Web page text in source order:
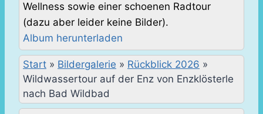
Wellness sowie einer schoenen Radtour
(dazu aber leider keine Bilder).
Album herunterladen
Start » Bildergalerie » Rückblick 2026 »
Wildwassertour auf der Enz von Enzklösterle
nach Bad Wildbad